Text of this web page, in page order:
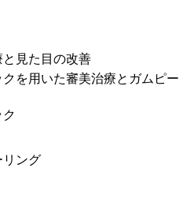
と見た目の改善
クを用いた審美治療とガムピー
リング